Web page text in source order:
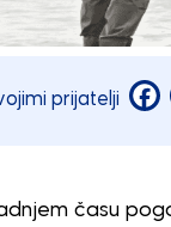
prijatelji
času